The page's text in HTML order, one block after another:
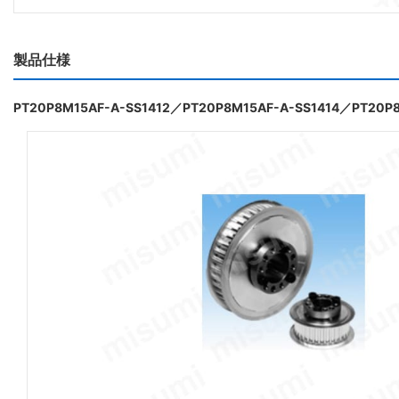
製品仕様
PT20P8M15AF-A-SS1412／PT20P8M15AF-A-SS1414／